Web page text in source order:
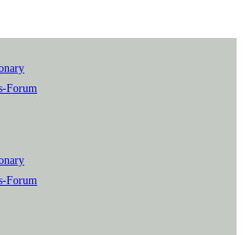
Forum
Forum